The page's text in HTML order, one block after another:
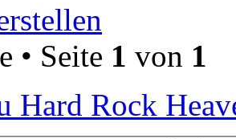
• Seite 1 von 1
Hard Rock